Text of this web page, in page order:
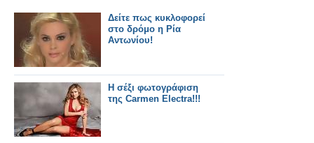
Δείτε πως κυκλοφορεί
στο δρόμο η Ρία
Αντωνίου!
Η σέξι φωτογράφιση
της Carmen Electra!!!